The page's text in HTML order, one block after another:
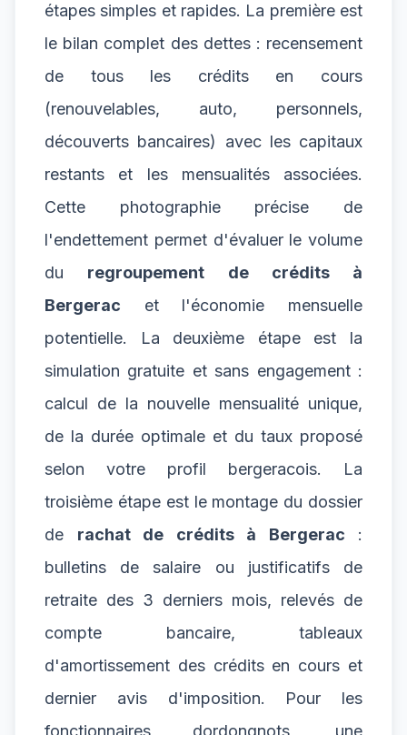
étapes simples et rapides. La première est
le bilan complet des dettes : recensement
de tous les crédits en cours
(renouvelables, auto, personnels,
découverts bancaires) avec les capitaux
restants et les mensualités associées.
Cette photographie précise de
l'endettement permet d'évaluer le volume
du regroupement de crédits à
Bergerac et l'économie mensuelle
potentielle. La deuxième étape est la
simulation gratuite et sans engagement :
calcul de la nouvelle mensualité unique,
de la durée optimale et du taux proposé
selon votre profil bergeracois. La
troisième étape est le montage du dossier
de rachat de crédits à Bergerac :
bulletins de salaire ou justificatifs de
retraite des 3 derniers mois, relevés de
compte bancaire, tableaux
d'amortissement des crédits en cours et
dernier avis d'imposition. Pour les
fonctionnaires dordongnots, une